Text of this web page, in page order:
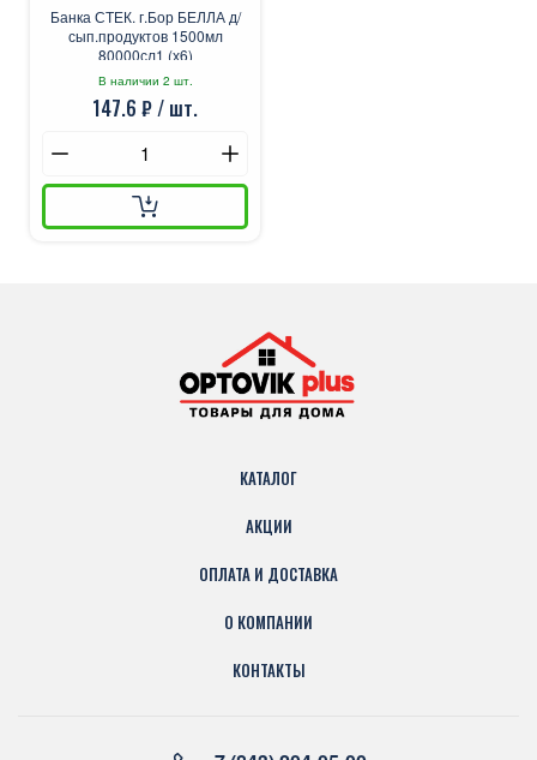
Банка СТЕК. г.Бор БЕЛЛА д/
сып.продуктов 1500мл
80000сл1 (х6)
В наличии 2 шт.
147.6 ₽ / шт.
КАТАЛОГ
АКЦИИ
ОПЛАТА И ДОСТАВКА
О КОМПАНИИ
КОНТАКТЫ